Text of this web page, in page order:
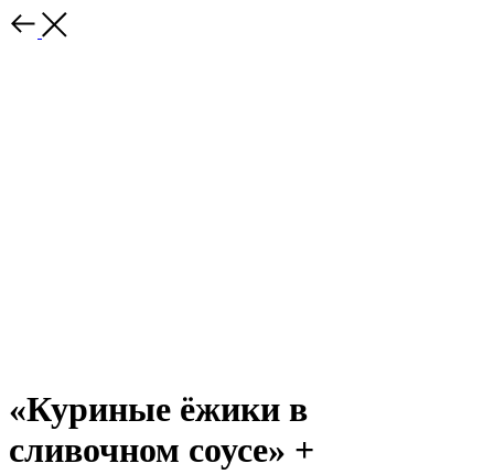
«Куриные ёжики в
сливочном соусе» +